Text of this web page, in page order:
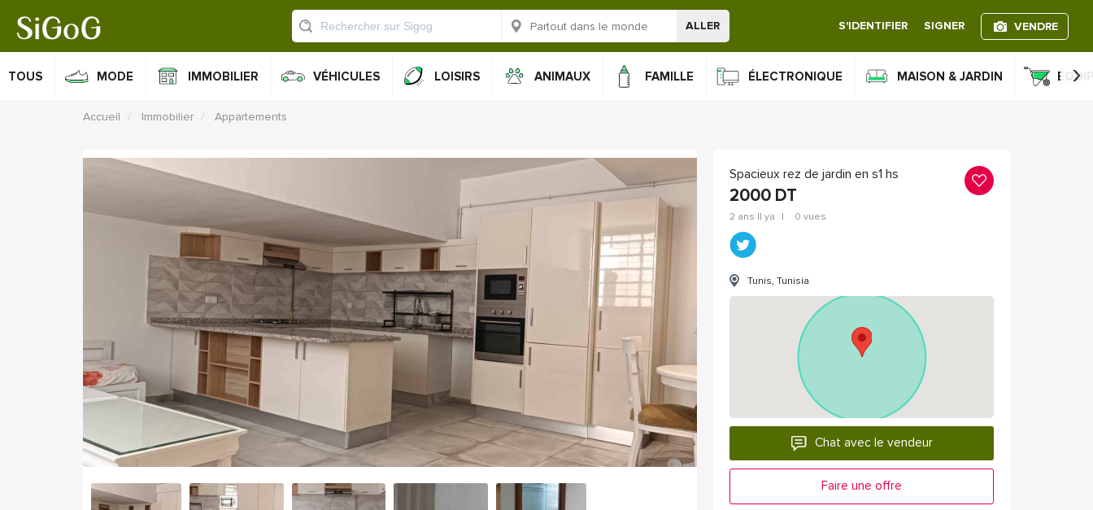
ALLER S'IDENTIFIER SIGNER VENDRE
TOUS MODE IMMOBILIER VÉHICULES LOISIRS ANIMAUX FAMILLE ÉLECTRONIQUE MAISON & JARDIN ›
Accueil Immobilier Appartements
Spacieux rez de jardin en s1 hs
2000 DT
2 ans Il ya | 0 vues
Tunis, Tunisia
Chat avec le vendeur
Faire une offre